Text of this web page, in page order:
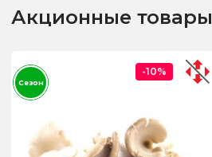
Акционные товары
-10%
Сезон